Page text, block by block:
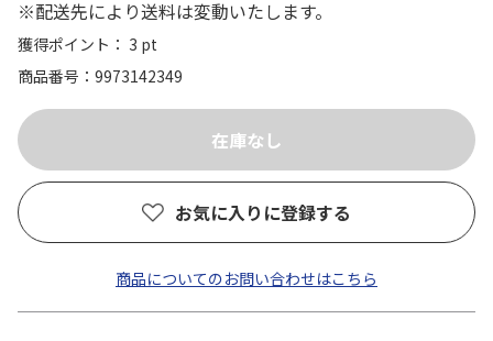
※配送先により送料は変動いたします。
獲得ポイント： 3 pt
商品番号
9973142349
お気に入りに登録する
商品についてのお問い合わせはこちら